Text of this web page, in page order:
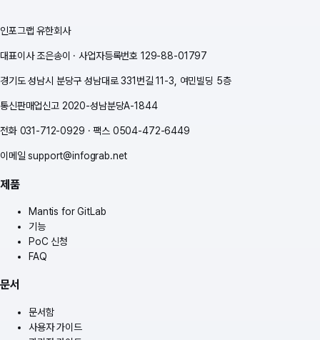
인포그랩 유한회사
대표이사 조은송이 · 사업자등록번호 129-88-01797
경기도 성남시 분당구 성남대로 331번길 11-3, 여민빌딩 5층
통신판매업신고 2020-성남분당A-1844
전화031-712-0929 ·팩스0504-472-6449
이메일 support@infograb.net
제품
Mantis for GitLab
기능
PoC 신청
FAQ
문서
문서함
사용자 가이드